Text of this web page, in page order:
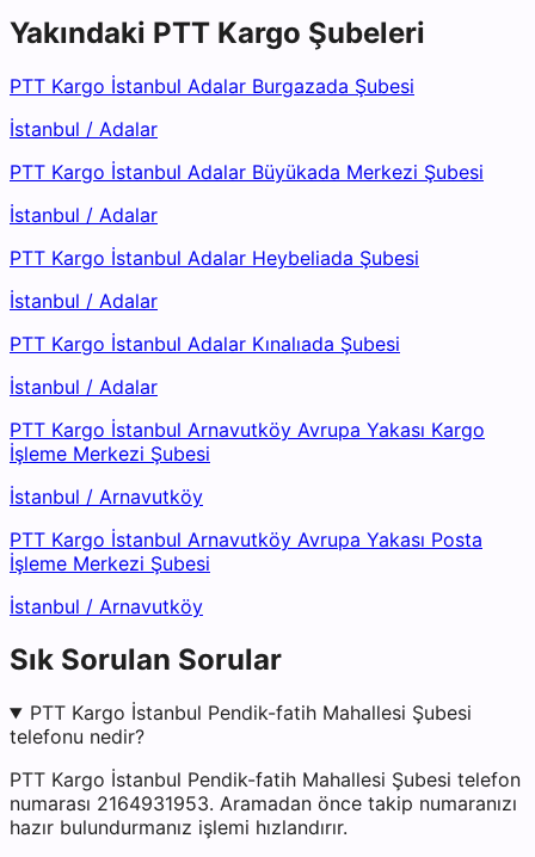
Yakındaki PTT Kargo Şubeleri
PTT Kargo İstanbul Adalar Burgazada Şubesi
İstanbul / Adalar
PTT Kargo İstanbul Adalar Büyükada Merkezi Şubesi
İstanbul / Adalar
PTT Kargo İstanbul Adalar Heybeliada Şubesi
İstanbul / Adalar
PTT Kargo İstanbul Adalar Kınalıada Şubesi
İstanbul / Adalar
PTT Kargo İstanbul Arnavutköy Avrupa Yakası Kargo
İşleme Merkezi Şubesi
İstanbul / Arnavutköy
PTT Kargo İstanbul Arnavutköy Avrupa Yakası Posta
İşleme Merkezi Şubesi
İstanbul / Arnavutköy
Sık Sorulan Sorular
PTT Kargo İstanbul Pendik-fatih Mahallesi Şubesi
telefonu nedir?
PTT Kargo İstanbul Pendik-fatih Mahallesi Şubesi telefon
numarası 2164931953. Aramadan önce takip numaranızı
hazır bulundurmanız işlemi hızlandırır.